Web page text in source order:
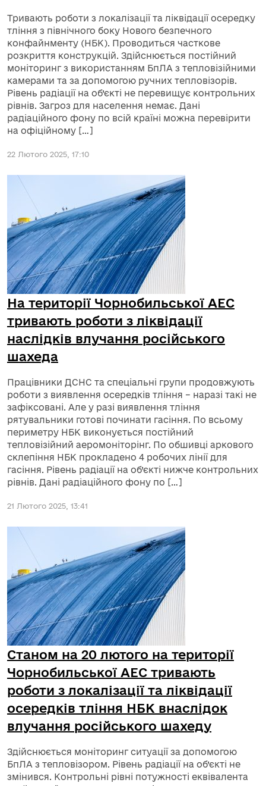
Тривають роботи з локалізації та ліквідації осередку
тління з північного боку Нового безпечного
конфайнменту (НБК). Проводиться часткове
розкриття конструкцій. Здійснюється постійний
моніторинг з використанням БпЛА з тепловізійними
камерами та за допомогою ручних тепловізорів.
Рівень радіації на об’єкті не перевищує контрольних
рівнів. Загроз для населення немає. Дані
радіаційного фону по всій країні можна перевірити
на офіційному […]
22 Лютого 2025, 17:10
На території Чорнобильської АЕС
тривають роботи з ліквідації
наслідків влучання російського
шахеда
Працівники ДСНС та спеціальні групи продовжують
роботи з виявлення осередків тління – наразі такі не
зафіксовані. Але у разі виявлення тління
рятувальники готові починати гасіння. По всьому
периметру НБК виконується постійний
тепловізійний аеромоніторінг. По обшивці аркового
склепіння НБК прокладено 4 робочих лінії для
гасіння. Рівень радіації на об’єкті нижче контрольних
рівнів. Дані радіаційного фону по […]
21 Лютого 2025, 13:41
Станом на 20 лютого на території
Чорнобильської АЕС тривають
роботи з локалізації та ліквідації
осередків тління НБК внаслідок
влучання російського шахеду
Здійснюється моніторинг ситуації за допомогою
БпЛА з тепловізором. Рівень радіації на об’єкті не
змінився. Контрольні рівні потужності еквівалента